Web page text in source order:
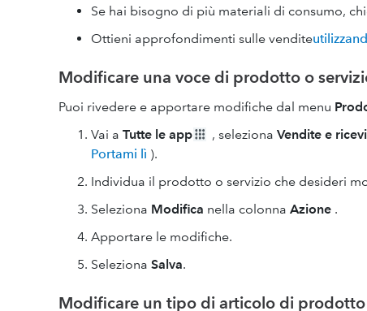
Se hai bisogno di più materiali di consumo,
Ottieni approfondimenti sulle vendite
Modificare una voce di prodotto o
Puoi rivedere e apportare modifiche dal menu
Vai a Tutte le app , seleziona Vendite e
Portami lì ).
Individua il prodotto o servizio che desideri
Seleziona Modifica nella colonna Azione .
Apportare le modifiche.
Seleziona Salva.
Modificare un tipo di articolo di prodotto